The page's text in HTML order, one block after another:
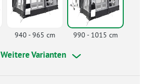
940 - 965 cm 990 - 1015 cm
Weitere Varianten